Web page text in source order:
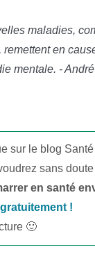
maladies,
remettent en
mentale. -
sur le blog
sans
en santé
!
🙂